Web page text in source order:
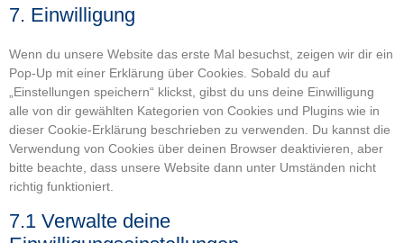
7. Einwilligung
Wenn du unsere Website das erste Mal besuchst, zeigen wir dir ein
Pop-Up mit einer Erklärung über Cookies. Sobald du auf
„Einstellungen speichern“ klickst, gibst du uns deine Einwilligung
alle von dir gewählten Kategorien von Cookies und Plugins wie in
dieser Cookie-Erklärung beschrieben zu verwenden. Du kannst die
Verwendung von Cookies über deinen Browser deaktivieren, aber
bitte beachte, dass unsere Website dann unter Umständen nicht
richtig funktioniert.
7.1 Verwalte deine